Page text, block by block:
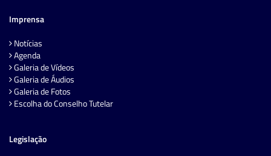
Imprensa
Notícias
Agenda
Galeria de Vídeos
Galeria de Áudios
Galeria de Fotos
Escolha do Conselho Tutelar
Legislação